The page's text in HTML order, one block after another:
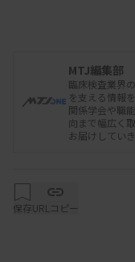
胞に生理的に高
研究で、特発性
マーカーを発見
特発性肺線維症
の疾患。その死因
MTJ編集部
臨床検査業界
を支える情報
関係学会や職
向まで幅広く
お届けしていき
保存URLコピー